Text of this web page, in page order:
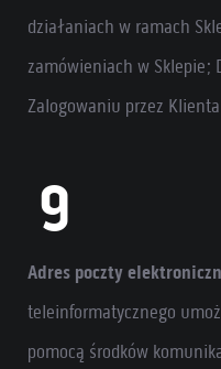
działaniach w ramach
zamówieniach w Sklepie;
Zalogowaniu przez
Adres poczty
teleinformatycznego
pomocą środków